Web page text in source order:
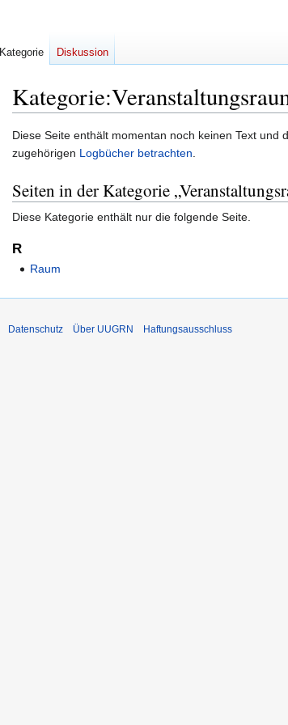
Kategorie:
Zur
Navigation
Zur
Suche
Diese Seite enthält momentan noch keinen Text
zugehörigen Logbücher betrachten.
Seiten in der Kategorie
Diese Kategorie enthält nur die folgende Seite.
R
Raum
Kategorie Diskussion
Datenschutz Über UUGRN Haftungsausschluss